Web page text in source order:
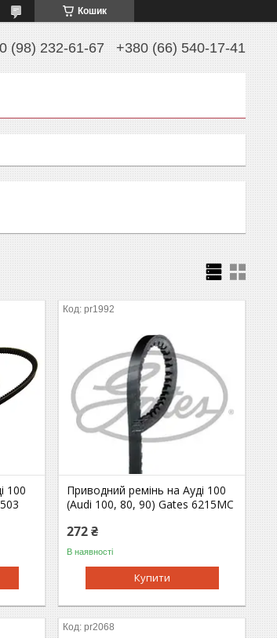
Кошик
(98) 232-61-67 +380 (66) 540-17-41
100
pr1992
Приводний ремінь на Ауді 100
(Audi 100, 80, 90) Gates 6215MC
272 ₴
В наявності
Купити
pr2068